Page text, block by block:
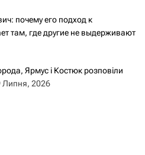
почему его подход к
там, где другие не выдерживают
Ярмус і Костюк розповіли
Липня, 2026